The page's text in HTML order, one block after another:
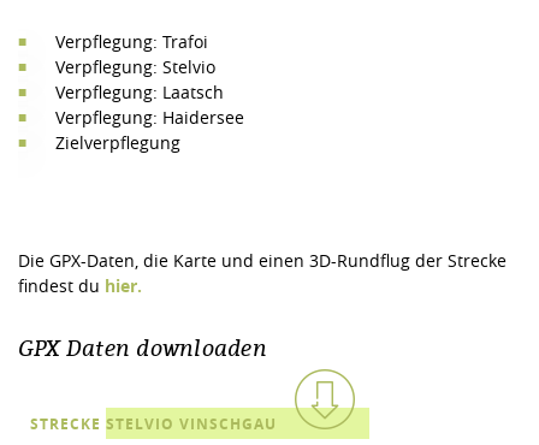
Verpflegung: Trafoi
Verpflegung: Stelvio
Verpflegung: Laatsch
Verpflegung: Haidersee
Zielverpflegung
Die GPX-Daten, die Karte und einen 3D-Rundflug der Strecke
findest du hier.
GPX Daten downloaden
STRECKE STELVIO VINSCHGAU